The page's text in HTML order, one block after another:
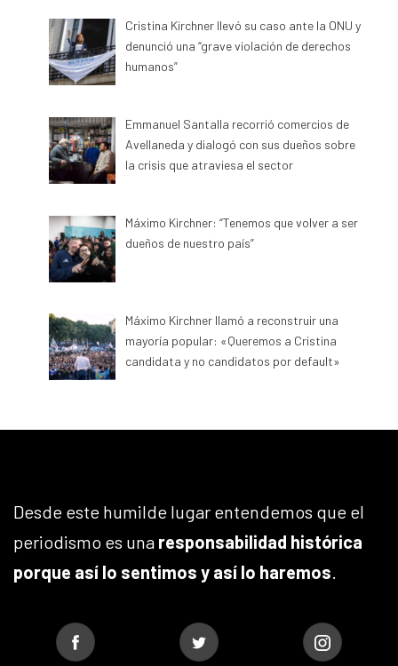
Cristina Kirchner llevó su caso ante la ONU y
denunció una “grave violación de derechos
humanos”
Emmanuel Santalla recorrió comercios de
Avellaneda y dialogó con sus dueños sobre
la crisis que atraviesa el sector
Máximo Kirchner: “Tenemos que volver a ser
dueños de nuestro país”
Máximo Kirchner llamó a reconstruir una
mayoría popular: «Queremos a Cristina
candidata y no candidatos por default»
Desde este humilde lugar entendemos que el
periodismo es una responsabilidad histórica
porque así lo sentimos y así lo haremos.